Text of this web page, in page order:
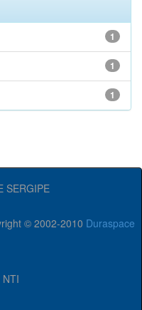
1
1
1
SERGIPE
© 2002-2010 Duraspace